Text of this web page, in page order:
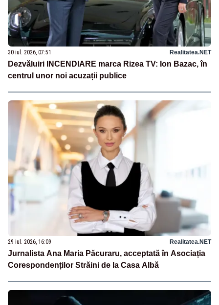
30 iul. 2026, 07:51 Realitatea.NET
Dezvăluiri INCENDIARE marca Rizea TV: Ion Bazac, în
centrul unor noi acuzații publice
29 iul. 2026, 16:09 Realitatea.NET
Jurnalista Ana Maria Păcuraru, acceptată în Asociația
Corespondenților Străini de la Casa Albă